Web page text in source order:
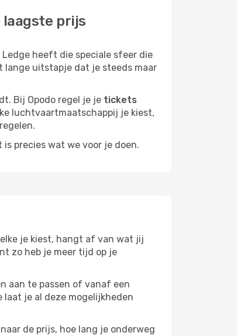
laagste prijs
heeft die speciale sfeer die
lange uitstapje dat je steeds maar
Bij Opodo regel je je tickets
luchtvaartmaatschappij je kiest,
precies wat we voor je doen.
je kiest, hangt af van wat jij
zo heb je meer tijd op je
aan te passen of vanaf een
laat je al deze mogelijkheden
de prijs, hoe lang je onderweg